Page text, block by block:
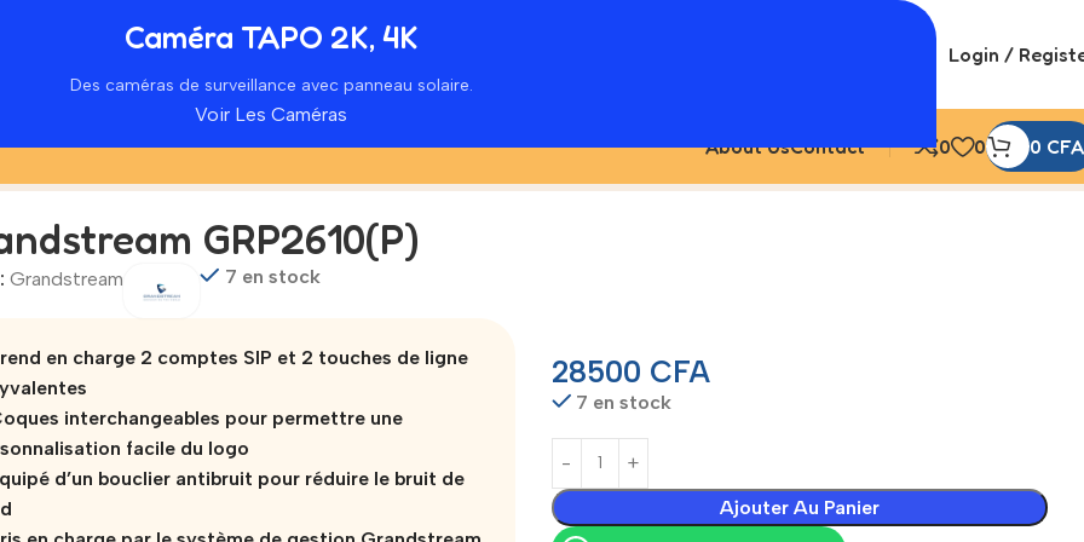
Caméra TAPO 2K, 4K
Des caméras de surveillance avec panneau solaire.
Voir Les Caméras
Login /
About UsContact 0 0 0 CFA
GRP2610(P)
Grandstream 7 en stock
en charge 2 comptes SIP et 2 touches de ligne
interchangeables pour permettre une
facile du logo
d’un bouclier antibruit pour réduire le bruit de
28500 CFA
7 en stock
Ajouter Au Panier